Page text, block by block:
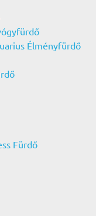
Élményfürdő
Fürdő